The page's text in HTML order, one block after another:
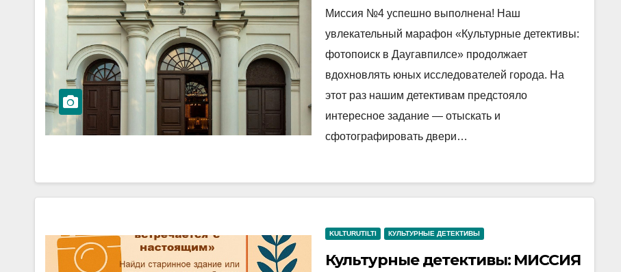
Миссия №4 успешно выполнена! Наш
увлекательный марафон «Культурные детективы:
фотопоиск в Даугавпилсе» продолжает
вдохновлять юных исследователей города. На
этот раз нашим детективам предстояло
интересное задание — отыскать и
сфотографировать двери…
KULTURUTILTI КУЛЬТУРНЫЕ ДЕТЕКТИВЫ
Культурные детективы: МИССИЯ